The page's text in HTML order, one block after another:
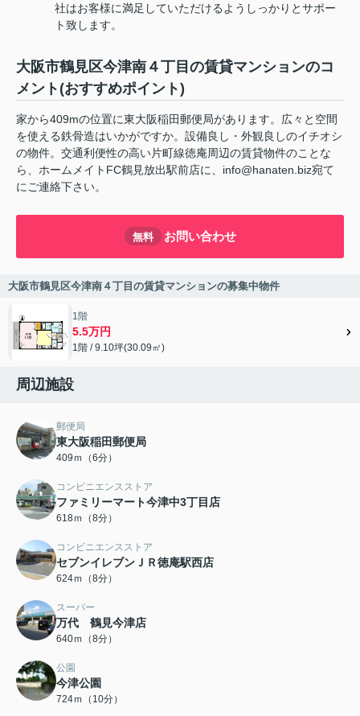
社はお客様に満足していただけるようしっかりとサポー
ト致します。
大阪市鶴見区今津南４丁目の賃貸マンションのコ
メント(おすすめポイント)
家から409mの位置に東大阪稲田郵便局があります。広々と空間
を使える鉄骨造はいかがですか。設備良し・外観良しのイチオシ
の物件。交通利便性の高い片町線徳庵周辺の賃貸物件のことな
ら、ホームメイトFC鶴見放出駅前店に、info@hanaten.biz宛て
にご連絡下さい。
無料 お問い合わせ
大阪市鶴見区今津南４丁目の賃貸マンションの募集中物件
1階
5.5万円
1階 / 9.10坪(30.09㎡)
周辺施設
郵便局
東大阪稲田郵便局
409ｍ（6分）
コンビニエンスストア
ファミリーマート今津中3丁目店
618ｍ（8分）
コンビニエンスストア
セブンイレブンＪＲ徳庵駅西店
624ｍ（8分）
スーパー
万代 鶴見今津店
640ｍ（8分）
公園
今津公園
724ｍ（10分）